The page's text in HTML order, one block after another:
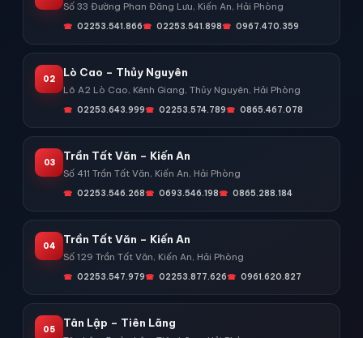
Số 33 Đường Phan Đăng Lưu, Kiến An, Hải Phòng
02253.541.866 02253.541.898 0967.470.359
02
Lò Cao – Thủy Nguyên
Lô A2 Lò Cao, Kênh Giang, Thủy Nguyên, Hải Phòng
02253.643.999 02253.574.789 0865.467.078
03
Trần Tất Văn – Kiến An
Số 411 Trần Tất Văn, Kiến An, Hải Phòng
02253.546.268 0693.546.198 0865.288.184
04
Trần Tất Văn – Kiến An
Số 129 Trần Tất Văn, Kiến An, Hải Phòng
02253.547.979 02253.877.626 0961.620.827
05
Tân Lập – Tiên Lãng